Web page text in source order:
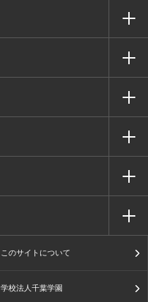
このサイトについて
学校法人千葉学園